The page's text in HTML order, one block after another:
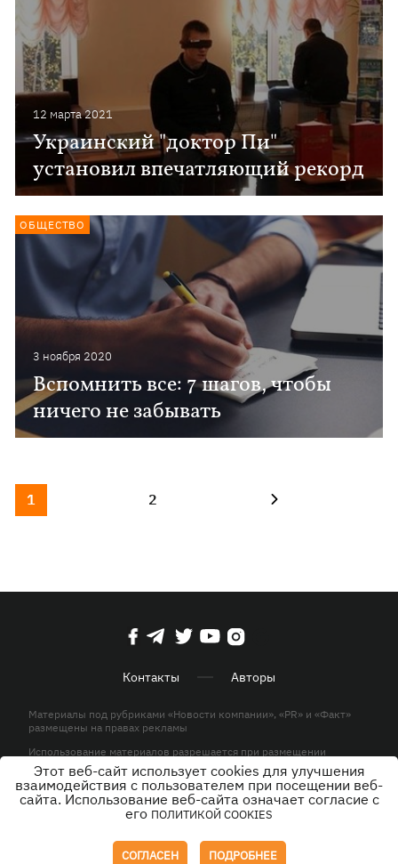
12 марта 2021
Украинский "доктор Пи"
установил впечатляющий рекорд
3 ноября 2020
Вспомнить все: 7 шагов, чтобы
ничего не забывать
ОБЩЕСТВО
1 2
Контакты Авторы
Материалы под рубриками «Новости компании», «PR» и «Факт»
размещены на правах рекламы
Использование материалов разрешается при размещении
активной гиперссылки на KP.UA в первом абзаце.
© ООО «ЮЛАВ МЕДИА»,2026. Все права защищены.
Этот веб-сайт использует cookies для улучшения
взаимодействия с пользователем при посещении веб-
сайта. Использование веб-сайта означает согласие с
его ПОЛИТИКОЙ COOKIES
СОГЛАСЕН ПОДРОБНЕЕ